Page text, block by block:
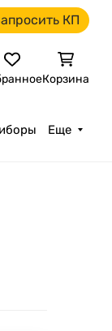
КП
Корзина
Еще